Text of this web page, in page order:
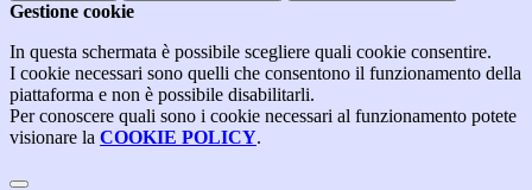
Gestione cookie
In questa schermata è possibile scegliere quali cookie consentire.
I cookie necessari sono quelli che consentono il funzionamento della
piattaforma e non è possibile disabilitarli.
Per conoscere quali sono i cookie necessari al funzionamento potete
visionare la COOKIE POLICY.